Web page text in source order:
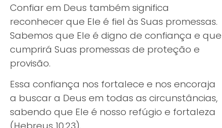
Confiar em Deus também significa
reconhecer que Ele é fiel às Suas promessas.
Sabemos que Ele é digno de confiança e que
cumprirá Suas promessas de proteção e
provisão.
Essa confiança nos fortalece e nos encoraja
a buscar a Deus em todas as circunstâncias,
sabendo que Ele é nosso refúgio e fortaleza